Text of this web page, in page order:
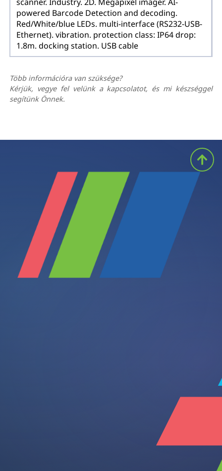
powered Barcode Detection and decoding.
Red/White/blue LEDs. multi-interface (RS232-USB-
Ethernet). vibration. protection class: IP64 drop:
1.8m. docking station. USB cable
Több információra van szüksége?
Kérjük, vegye fel velünk a kapcsolatot, és mi készséggel
segítünk Önnek.